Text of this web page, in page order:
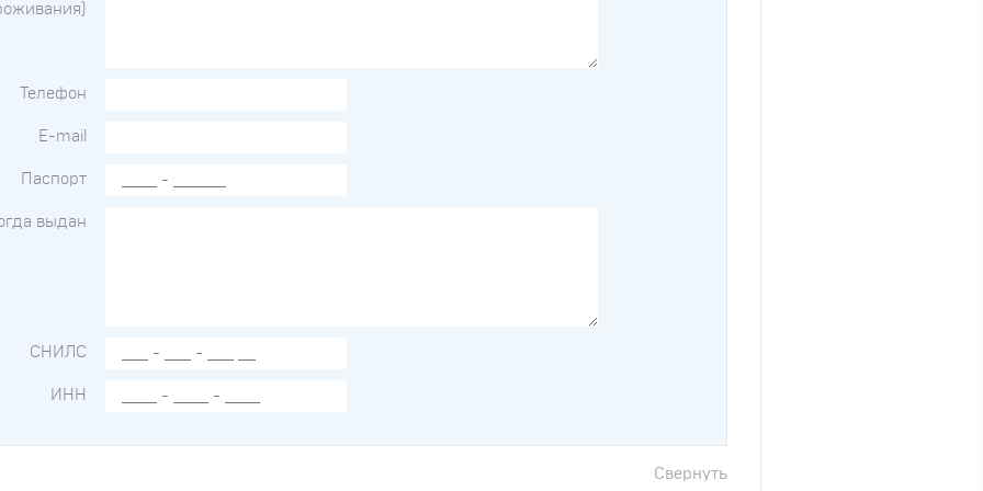
Свернуть
Телефон
E-mail
Паспорт
выдан
СНИЛС
ИНН